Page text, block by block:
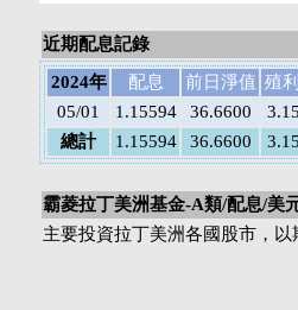
近期配息記錄
2024年
配息 前日淨值 殖
05/01
1.15594 36.6600
總計
1.15594 36.6600
霸菱拉丁美洲基金-A類/配息/美
主要投資拉丁美洲各國股市，